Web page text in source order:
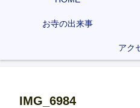
お寺の出来事
アク
IMG_6984